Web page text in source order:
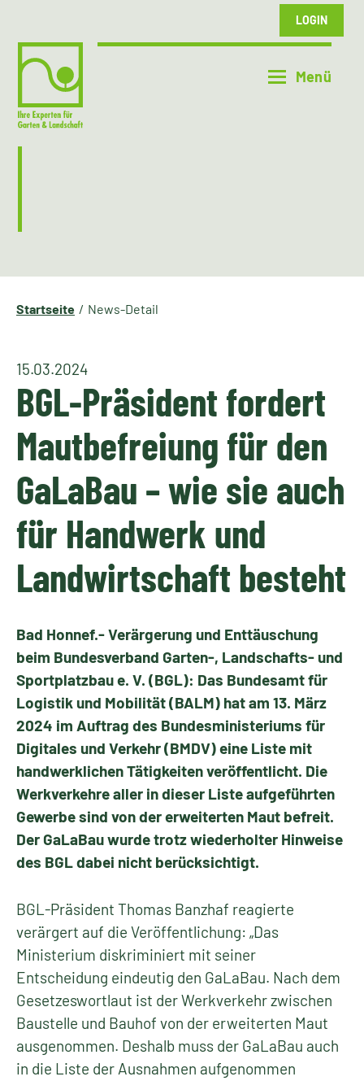
LOGIN
Startseite News-Detail
15.03.2024
BGL-Präsident fordert
Mautbefreiung für den
GaLaBau – wie sie auch
für Handwerk und
Landwirtschaft besteht
Bad Honnef.- Verärgerung und Enttäuschung
beim Bundesverband Garten-, Landschafts- und
Sportplatzbau e. V. (BGL): Das Bundesamt für
Logistik und Mobilität (BALM) hat am 13. März
2024 im Auftrag des Bundesministeriums für
Digitales und Verkehr (BMDV) eine Liste mit
handwerklichen Tätigkeiten veröffentlicht. Die
Werkverkehre aller in dieser Liste aufgeführten
Gewerbe sind von der erweiterten Maut befreit.
Der GaLaBau wurde trotz wiederholter Hinweise
des BGL dabei nicht berücksichtigt.
BGL-Präsident Thomas Banzhaf reagierte
verärgert auf die Veröffentlichung: „Das
Ministerium diskriminiert mit seiner
Entscheidung eindeutig den GaLaBau. Nach dem
Gesetzeswortlaut ist der Werkverkehr zwischen
Baustelle und Bauhof von der erweiterten Maut
ausgenommen. Deshalb muss der GaLaBau auch
in die Liste der Ausnahmen aufgenommen